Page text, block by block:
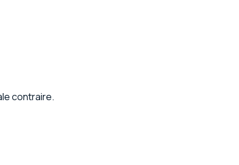
contraire.